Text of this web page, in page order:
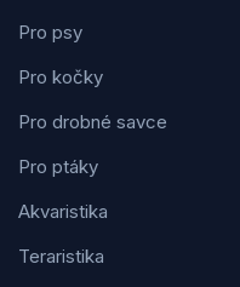
Pro psy
Pro kočky
Pro drobné savce
Pro ptáky
Akvaristika
Teraristika